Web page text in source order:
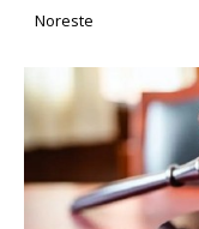
Noreste